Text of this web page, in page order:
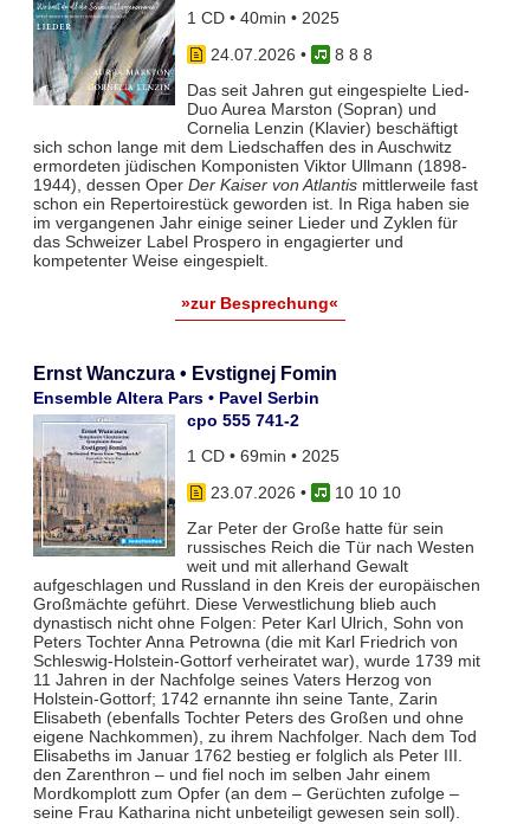
1 CD • 40min • 2025
24.07.2026 •
8 8 8
Das seit Jahren gut eingespielte Lied-
Duo Aurea Marston (Sopran) und
Cornelia Lenzin (Klavier) beschäftigt
sich schon lange mit dem Liedschaffen des in Auschwitz
ermordeten jüdischen Komponisten Viktor Ullmann (1898-
1944), dessen Oper Der Kaiser von Atlantismittlerweile fast
schon ein Repertoirestück geworden ist. In Riga haben sie
im vergangenen Jahr einige seiner Lieder und Zyklen für
das Schweizer Label Prospero in engagierter und
kompetenter Weise eingespielt.
»zur Besprechung«
Ernst Wanczura • Evstignej Fomin
Ensemble Altera Pars • Pavel Serbin
cpo 555 741-2
1 CD • 69min • 2025
23.07.2026 •
10 10 10
Zar Peter der Große hatte für sein
russisches Reich die Tür nach Westen
weit und mit allerhand Gewalt
aufgeschlagen und Russland in den Kreis der europäischen
Großmächte geführt. Diese Verwestlichung blieb auch
dynastisch nicht ohne Folgen: Peter Karl Ulrich, Sohn von
Peters Tochter Anna Petrowna (die mit Karl Friedrich von
Schleswig-Holstein-Gottorf verheiratet war), wurde 1739 mit
11 Jahren in der Nachfolge seines Vaters Herzog von
Holstein-Gottorf; 1742 ernannte ihn seine Tante, Zarin
Elisabeth (ebenfalls Tochter Peters des Großen und ohne
eigene Nachkommen), zu ihrem Nachfolger. Nach dem Tod
Elisabeths im Januar 1762 bestieg er folglich als Peter III.
den Zarenthron – und fiel noch im selben Jahr einem
Mordkomplott zum Opfer (an dem – Gerüchten zufolge –
seine Frau Katharina nicht unbeteiligt gewesen sein soll).